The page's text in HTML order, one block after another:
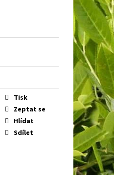
Tisk
Zeptat se
Hlídat
Sdílet